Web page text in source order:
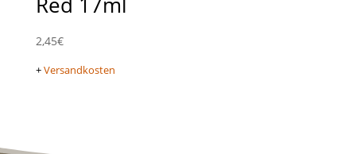
2,45€
+Versandkosten